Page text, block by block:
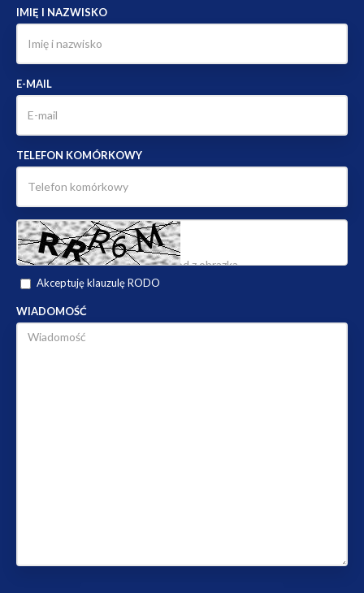
IMIĘ I NAZWISKO
E-MAIL
TELEFON KOMÓRKOWY
Akceptuję klauzulę RODO
WIADOMOŚĆ